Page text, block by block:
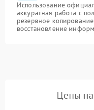
Использование
аккуратная работа с
резервное
восстановление
Цены на